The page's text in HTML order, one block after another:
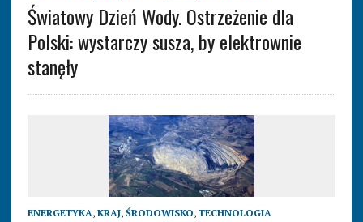
Światowy Dzień Wody. Ostrzeżenie dla
Polski: wystarczy susza, by elektrownie
stanęły
ENERGETYKA, KRAJ, ŚRODOWISKO, TECHNOLOGIA